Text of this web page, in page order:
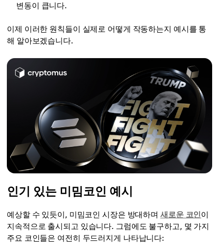
변동이 큽니다.
이제 이러한 원칙들이 실제로 어떻게 작동하는지 예시를 통
해 알아보겠습니다.
인기 있는 미밈코인 예시
예상할 수 있듯이, 미밈코인 시장은 방대하며 새로운 코인이
지속적으로 출시되고 있습니다. 그럼에도 불구하고, 몇 가지
주요 코인들은 여전히 두드러지게 나타납니다: